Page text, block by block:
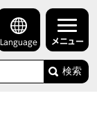
Language メニュー
検索